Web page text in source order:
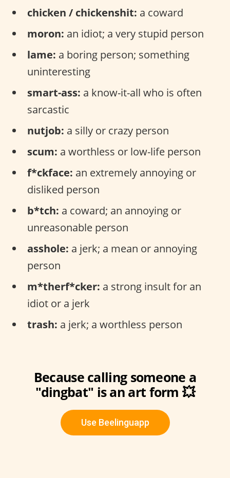
chicken / chickenshit: a coward
moron: an idiot; a very stupid person
lame: a boring person; something
uninteresting
smart-ass: a know-it-all who is often
sarcastic
nutjob: a silly or crazy person
scum: a worthless or low-life person
f*ckface: an extremely annoying or
disliked person
b*tch: a coward; an annoying or
unreasonable person
asshole: a jerk; a mean or annoying
person
m*therf*cker: a strong insult for an
idiot or a jerk
trash: a jerk; a worthless person
Because calling someone a
"dingbat" is an art form 💥
Use Beelinguapp